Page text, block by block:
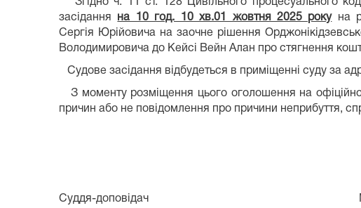
засідання
на 10 год. 10 хв.01 жовтня 2025 року
на
Сергія Юрійовича на заочне рішення
Володимировича до Кейсі Вейн Алан про стягнення
Судове засідання відбудеться в приміщенні суду за
З моменту розміщення цього оголошення на
причин або не повідомлення про причини неприбуття,
Суддя-доповідач М.С.